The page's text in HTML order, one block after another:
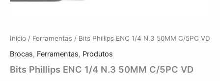
Início / Ferramentas / Bits Phillips ENC 1/4 N.3 50MM C/5PC VD
Brocas, Ferramentas, Produtos
Bits Phillips ENC 1/4 N.3 50MM C/5PC VD